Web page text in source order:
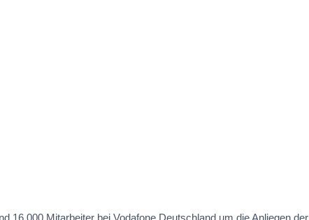
16.000 Mitarbeiter bei Vodafone Deutschland um die Anliegen der